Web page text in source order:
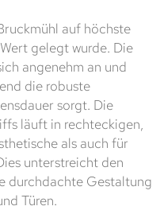
auf höchste
gelegt wurde. Die
angenehm an und
die robuste
sorgt. Die
läuft in rechteckigen,
als auch für
unterstreicht den
durchdachte Gestaltung
Türen.